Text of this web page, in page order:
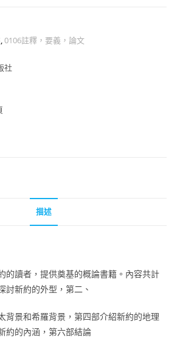
,0106註釋，要義，論文
社
描述
的讀者，提供奠基的概論書籍。內容共計
討新約的外型，第二、
背景和希羅背景，第四部介紹新約的地理
約的內涵，第六部結論